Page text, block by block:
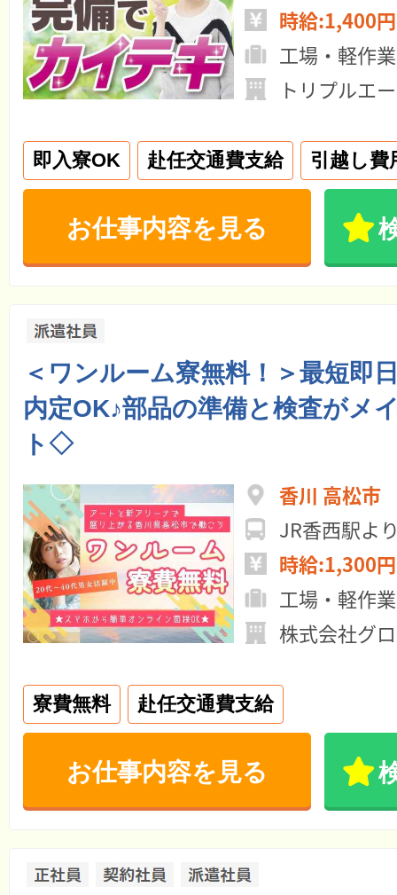
時給:1,400
工場・軽作業
トリプルエ
即入寮OK 赴任交通費支給 引越し費
お仕事内容を見る
＜ワンルーム寮無料！＞最短即
内定OK♪部品の準備と検査がメ
ト◇
香川 高松市
JR香西駅よ
時給:1,300
工場・軽作業
株式会社グ
寮費無料 赴任交通費支給
お仕事内容を見る